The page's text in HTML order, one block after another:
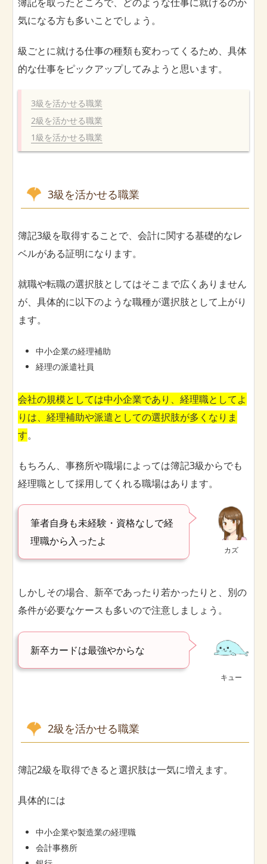
気になる方も多いことでしょう。
級ごとに就ける仕事の種類も変わってくるため、具体
的な仕事をピックアップしてみようと思います。
3級を活かせる職業
2級を活かせる職業
1級を活かせる職業
3級を活かせる職業
簿記3級を取得することで、会計に関する基礎的なレ
ベルがある証明になります。
就職や転職の選択肢としてはそこまで広くありません
が、具体的に以下のような職種が選択肢として上がり
ます。
中小企業の経理補助
経理の派遣社員
会社の規模としては中小企業であり、経理職としてよ
りは、経理補助や派遣としての選択肢が多くなりま
す。
もちろん、事務所や職場によっては簿記3級からでも
経理職として採用してくれる職場はあります。
カズ
筆者自身も未経験・資格なしで経
理職から入ったよ
しかしその場合、新卒であったり若かったりと、別の
条件が必要なケースも多いので注意しましょう。
キュー
新卒カードは最強やからな
2級を活かせる職業
簿記2級を取得できると選択肢は一気に増えます。
具体的には
中小企業や製造業の経理職
会計事務所